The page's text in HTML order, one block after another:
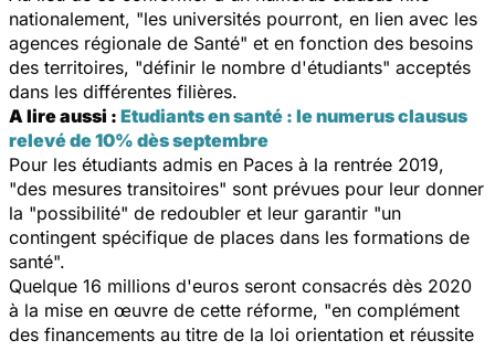
nationalement, "les universités pourront, en lien avec les
agences régionale de Santé" et en fonction des besoins
des territoires, "définir le nombre d'étudiants" acceptés
dans les différentes filières.
A lire aussi : Etudiants en santé : le numerus clausus
relevé de 10% dès septembre
Pour les étudiants admis en Paces à la rentrée 2019,
"des mesures transitoires" sont prévues pour leur donner
la "possibilité" de redoubler et leur garantir "un
contingent spécifique de places dans les formations de
santé".
Quelque 16 millions d'euros seront consacrés dès 2020
à la mise en œuvre de cette réforme, "en complément
des financements au titre de la loi orientation et réussite